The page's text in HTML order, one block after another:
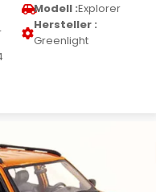
Modell :Explorer
Hersteller :
Greenlight